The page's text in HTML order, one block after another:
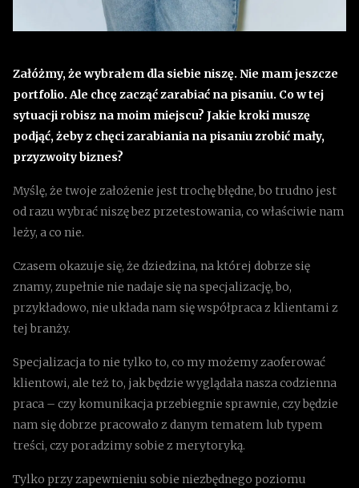
Załóżmy, że wybrałem dla siebie niszę. Nie mam jeszcze
portfolio. Ale chcę zacząć zarabiać na pisaniu. Co w tej
sytuacji robisz na moim miejscu? Jakie kroki muszę
podjąć, żeby z chęci zarabiania na pisaniu zrobić mały,
przyzwoity biznes?
Myślę, że twoje założenie jest trochę błędne, bo trudno jest
od razu wybrać niszę bez przetestowania, co właściwie nam
leży, a co nie.
Czasem okazuje się, że dziedzina, na której dobrze się
znamy, zupełnie nie nadaje się na specjalizację, bo,
przykładowo, nie układa nam się współpraca z klientami z
tej branży.
Specjalizacja to nie tylko to, co my możemy zaoferować
klientowi, ale też to, jak będzie wyglądała nasza codzienna
praca – czy komunikacja przebiegnie sprawnie, czy będzie
nam się dobrze pracowało z danym tematem lub typem
treści, czy poradzimy sobie z merytoryką.
Tylko przy zapewnieniu sobie niezbędnego poziomu